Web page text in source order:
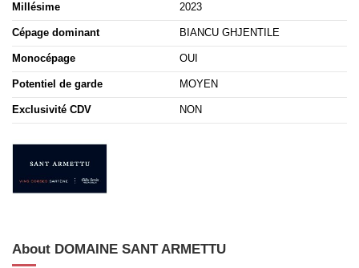
Millésime 2023
Cépage dominant BIANCU GHJENTILE
Monocépage OUI
Potentiel de garde MOYEN
Exclusivité CDV NON
About DOMAINE SANT ARMETTU